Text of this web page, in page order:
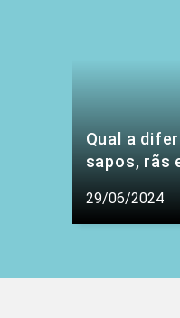
Qual a
sapos, rãs
29/06/2024